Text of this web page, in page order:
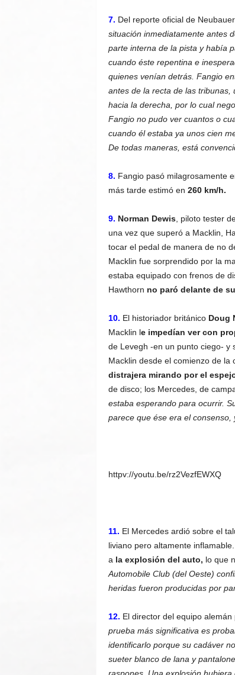
7. Del reporte oficial de
situación inmediatamente antes
parte interna de la pista y había
cuando éste repentina e
quienes venían detrás. Fangio
antes de la recta de las
hacia la derecha, por lo cual
Fangio no pudo ver cuantos o
cuando él estaba ya unos cien
De todas maneras, está
8. Fangio pasó milagrosamente
más tarde estimó en 260 km/h.
9. Norman Dewis, piloto tester
una vez que superó a Macklin,
tocar el pedal de manera de no
Macklin fue sorprendido por la
estaba equipado con frenos de
Hawthorn no paró delante de
10. El historiador británico Doug
Macklin le impedían ver con
de Levegh -en un punto ciego- y
Macklin desde el comienzo de la
distrajera mirando por el
de disco; los Mercedes, de
estaba esperando para ocurrir.
parece que ése era el consenso,
httpv://youtu.be/rz2VezfEWXQ
11. El Mercedes ardió sobre el
liviano pero altamente
a la explosión del auto, lo que
Automobile Club (del Oeste)
heridas fueron producidas por
12. El director del equipo
prueba más significativa es
identificarlo porque su cadáver
sueter blanco de lana y